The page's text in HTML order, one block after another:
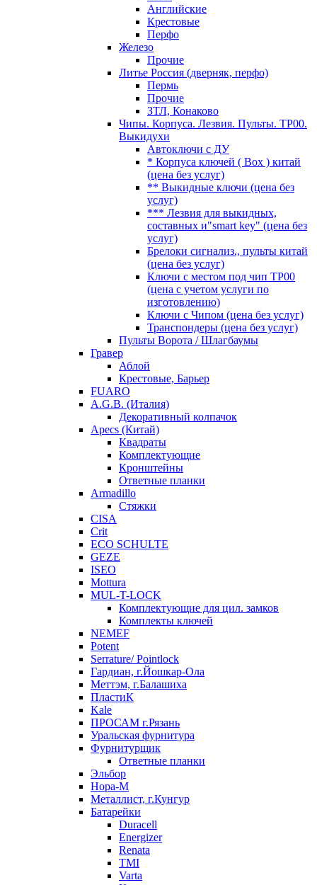
Английские
Крестовые
Перфо
Железо
Прочие
Литье Россия (дверняк, перфо)
Пермь
Прочие
ЗТЛ, Конаково
Чипы. Корпуса. Лезвия. Пульты. TP00.
Выкидухи
Автоключи с ДУ
* Корпуса ключей ( Box ) китай
(цена без услуг)
** Выкидные ключи (цена без
услуг)
*** Лезвия для выкидных,
составных и"smart key" (цена без
услуг)
Брелоки сигнализ., пульты китай
(цена без услуг)
Ключи с местом под чип TP00
(цена с учетом услуги по
изготовлению)
Ключи с Чипом (цена без услуг)
Транспондеры (цена без услуг)
Пульты Ворота / Шлагбаумы
Гравер
Аблой
Крестовые, Барьер
FUARO
A.G.B. (Италия)
Декоративный колпачок
Apecs (Китай)
Квадраты
Комплектующие
Кронштейны
Ответные планки
Armadillo
Стяжки
CISA
Crit
ECO SCHULTE
GEZE
ISEO
Mottura
MUL-T-LOCK
Комплектующие для цил. замков
Комплекты ключей
NEMEF
Potent
Serrature/ Pointlock
Гардиан, г.Йошкар-Ола
Меттэм, г.Балашиха
ПластиК
Kale
ПРОСАМ г.Рязань
Уральская фурнитура
Фурнитурщик
Ответные планки
Эльбор
Нора-М
Металлист, г.Кунгур
Батарейки
Duracell
Energizer
Renata
TMI
Varta